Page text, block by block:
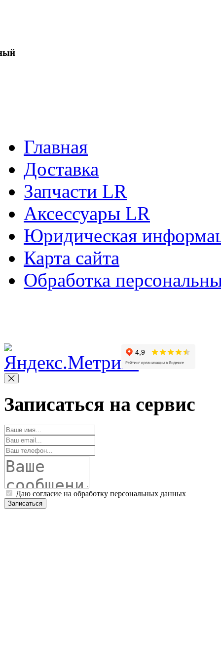
Главная
Доставка
Запчасти LR
Аксессуары LR
Юридическая
Карта сайта
Обработка
Записаться на сервис
Даю согласие на обработку персональных данных
Записаться